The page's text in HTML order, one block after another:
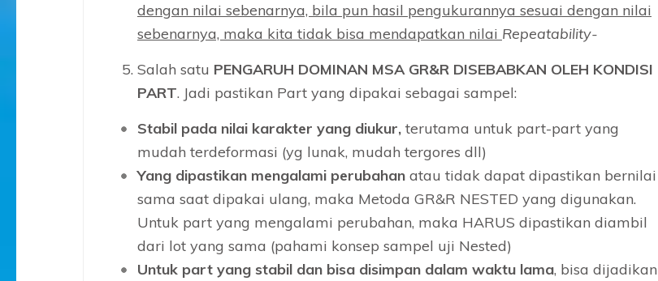
dengan nilai sebenarnya, bila pun hasil pengukurannya sesuai dengan nilai
sebenarnya, maka kita tidak bisa mendapatkan nilai Repeatability-
Salah satu PENGARUH DOMINAN MSA GR&R DISEBABKAN OLEH KONDISI
PART. Jadi pastikan Part yang dipakai sebagai sampel:
Stabil pada nilai karakter yang diukur, terutama untuk part-part yang
mudah terdeformasi (yg lunak, mudah tergores dll)
Yang dipastikan mengalami perubahan atau tidak dapat dipastikan bernilai
sama saat dipakai ulang, maka Metoda GR&R NESTED yang digunakan.
Untuk part yang mengalami perubahan, maka HARUS dipastikan diambil
dari lot yang sama (pahami konsep sampel uji Nested)
Untuk part yang stabil dan bisa disimpan dalam waktu lama, bisa dijadikan